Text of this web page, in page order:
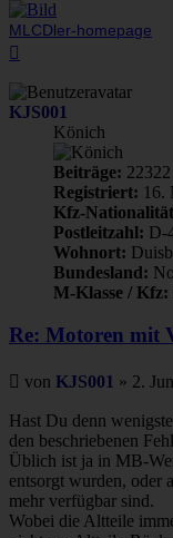
MLCDler-homepage
KJS001
Könich
Beiträge: 22322
Registriert: 16.
Kfz-
Postleitzahl: D-
Wohnort:
Bundesland:
M-Klasse / Kfz:
Re: Motoren mit
Beitrag
von KJS001 » 2.
Hast Du denn
den beschriebenen
Üblich ist ja in MB-
entsorgt wurden, oder
mehr verfügbar sind.
Wobei die Altteile